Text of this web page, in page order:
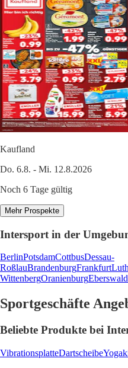
Kaufland
Do. 6.8. - Mi. 12.8.2026
Noch 6 Tage gültig
Mehr Prospekte
Intersport in der
BerlinPotsdamCottbusDessau-
RoßlauBrandenburgFrankfurt
WittenbergOranienburg
Sportgeschäfte
Beliebte Produkte bei
VibrationsplatteDartscheibe